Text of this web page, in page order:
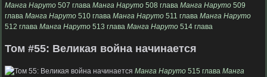
Манга Наруто 507 глава Манга Наруто 508 глава Манга Наруто 509
глава Манга Наруто 510 глава Манга Наруто 511 глава Манга Наруто
512 глава Манга Наруто 513 глава Манга Наруто 514 глава
Том #55: Великая война начинается
Манга Наруто 515 глава Манга